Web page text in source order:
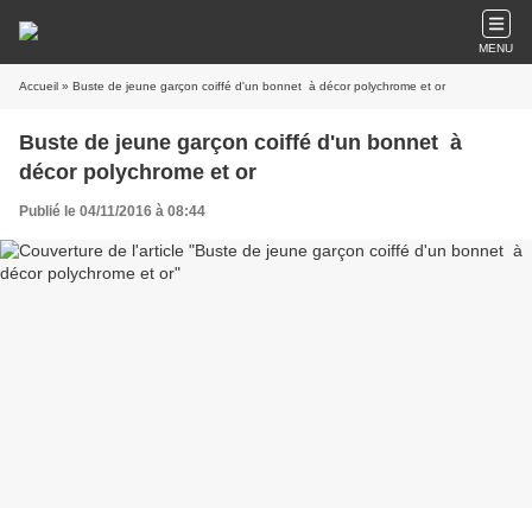
MENU
Accueil » Buste de jeune garçon coiffé d'un bonnet à décor polychrome et or
Buste de jeune garçon coiffé d'un bonnet à
décor polychrome et or
Publié le 04/11/2016 à 08:44